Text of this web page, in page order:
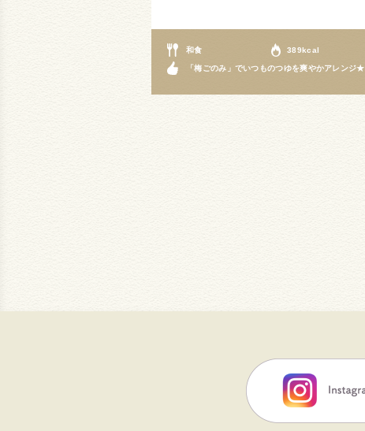
和食 389kcal
「梅ごのみ」でいつものつゆを爽やかアレンジ★